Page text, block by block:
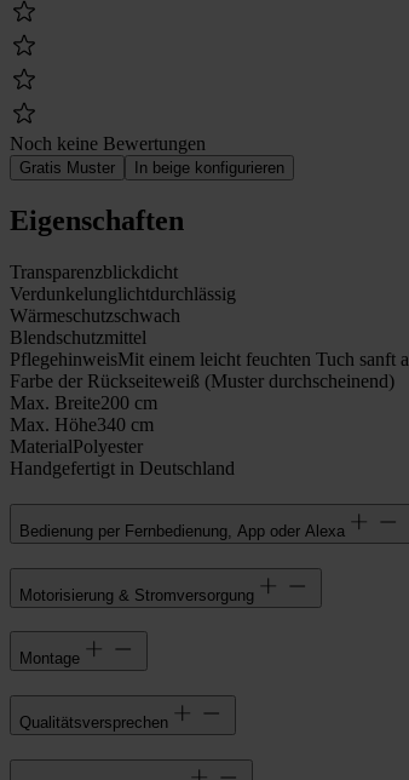
Noch keine Bewertungen
Gratis Muster In beige konfigurieren
Eigenschaften
Transparenzblickdicht
Verdunkelunglichtdurchlässig
Wärmeschutzschwach
Blendschutzmittel
PflegehinweisMit einem leicht feuchten Tuch sanft
Farbe der Rückseiteweiß (Muster durchscheinend)
Max. Breite200 cm
Max. Höhe340 cm
MaterialPolyester
Handgefertigt in Deutschland
Bedienung per Fernbedienung, App oder Alexa
Motorisierung & Stromversorgung
Montage
Qualitätsversprechen